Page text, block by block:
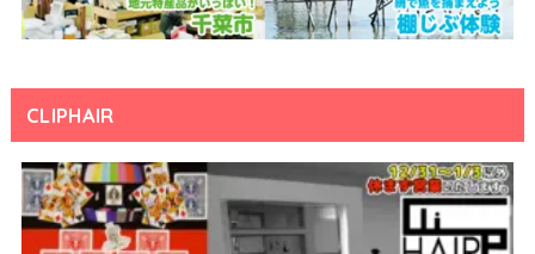
CLIPHAIR